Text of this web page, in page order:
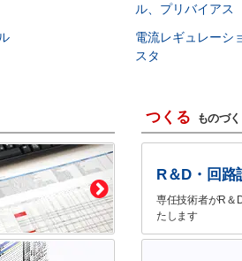
ル、プリバイアス
電流レギュレーシ
スタ
つくる ものづ
R＆D・回路
専任技術者がR＆
たします